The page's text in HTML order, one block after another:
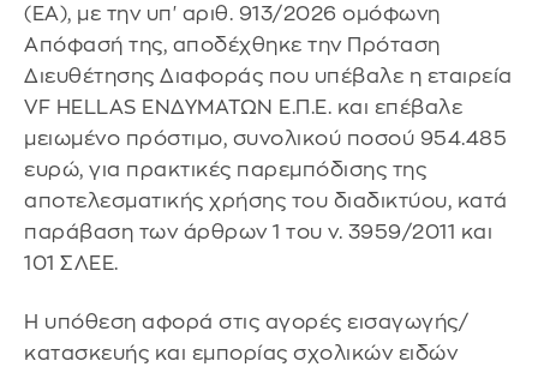
(ΕΑ), με την υπ' αριθ. 913/2026 ομόφωνη
Απόφασή της, αποδέχθηκε την Πρόταση
Διευθέτησης Διαφοράς που υπέβαλε η εταιρεία
VF HELLAS ΕΝΔΥΜΑΤΩΝ Ε.Π.Ε. και επέβαλε
μειωμένο πρόστιμο, συνολικού ποσού 954.485
ευρώ, για πρακτικές παρεμπόδισης της
αποτελεσματικής χρήσης του διαδικτύου, κατά
παράβαση των άρθρων 1 του ν. 3959/2011 και
101 ΣΛΕΕ.
Η υπόθεση αφορά στις αγορές εισαγωγής/
κατασκευής και εμπορίας σχολικών ειδών